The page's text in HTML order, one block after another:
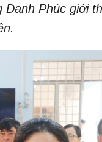
Phúc giới